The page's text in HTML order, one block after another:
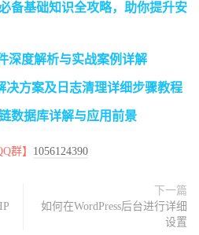
备基础知识全攻略，助你提升安
深度解析与实战案例详解
决方案及日志清理详细步骤教程
数据库详解与应用前景
群】 1056124390
下一篇
如何在WordPress后台进行详细
设置